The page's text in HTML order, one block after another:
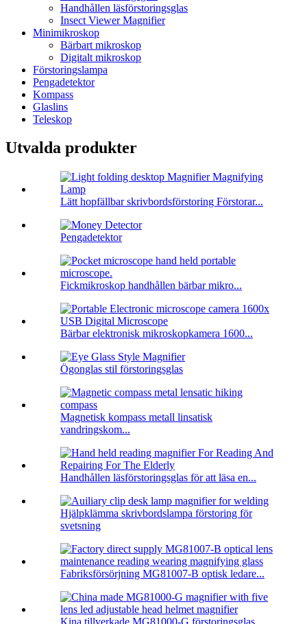
Handhållen läsförstoringsglas
Insect Viewer Magnifier
Minimikroskop
Bärbart mikroskop
Digitalt mikroskop
Förstoringslampa
Pengadetektor
Kompass
Glaslins
Teleskop
Utvalda produkter
Lätt hopfällbar skrivbordsförstoring Förstorar...
Pengadetektor
Fickmikroskop handhållen bärbar mikro...
Bärbar elektronisk mikroskopkamera 1600...
Ögonglas stil förstoringsglas
Magnetisk kompass metall linsatisk
vandringskom...
Handhållen läsförstoringsglas för att läsa en...
Hjälpklämma skrivbordslampa förstoring för
svetsning
Fabriksförsörjning MG81007-B optisk ledare...